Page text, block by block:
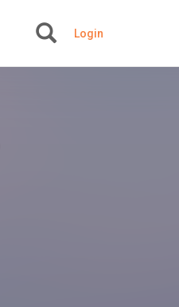
Login